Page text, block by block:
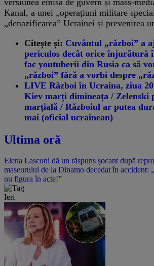
Kanal, a unei „operațiuni militare
„denazificarea” Ucrainei și prevenirea
Citește și: Cuvântul „război” a
periculos decât orice înjurătură
fac youtuberii din Rusia ca să
„război” fără a vorbi despre
LIVE Război în Ucraina, ziua
Kiev marți dimineața / Zelenski
marțială / Războiul ar putea
mai (oficial ucrainean)
Ultima oră
Elena Lasconi dă un răspuns șocant după
maseurului de la Dinamo decedat în accident:
nu figura în acte!”
Ieri